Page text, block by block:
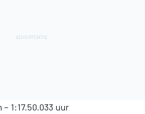
1:17.50.033 uur